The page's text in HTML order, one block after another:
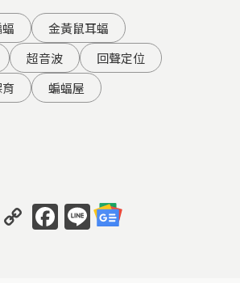
金黃鼠耳蝠
超音波
回聲定位
蝙蝠屋
C
o
F
a
Li
n